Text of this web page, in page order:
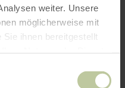
weiter. Unsere
möglicherweise mit
ihnen bereitgestellt